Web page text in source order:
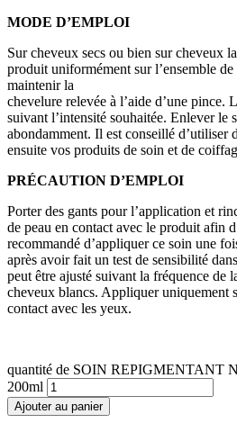
MODE D’EMPLOI
Sur cheveux secs ou bien sur cheveux
produit uniformément sur l’ensemble
maintenir la
chevelure relevée à l’aide d’une pince.
suivant l’intensité souhaitée. Enlever le
abondamment. Il est conseillé
ensuite vos produits de soin et de
PRÉCAUTION D’EMPLOI
Porter des gants pour l’application et
de peau en contact avec le produit afin
recommandé d’appliquer ce soin une
après avoir fait un test de sensibilité
peut être ajusté suivant la fréquence de
cheveux blancs. Appliquer uniquement
contact avec les yeux.
quantité de SOIN REPIGMENTANT
200ml
Ajouter au panier